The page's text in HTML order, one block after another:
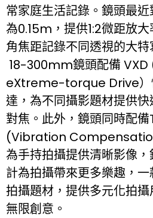
常家庭生活記錄。鏡頭最
為0.15m，提供1:2微距放
角焦距記錄不同透視的大特
18-300mm鏡頭配備
eXtreme-torque Drive）
達，為不同攝影題材提供
對焦。此外，鏡頭同時配
(Vibration
為手持拍攝提供清晰影像
計為拍攝帶來更多樂趣，
拍攝題材，提供多元化拍
無限創意。